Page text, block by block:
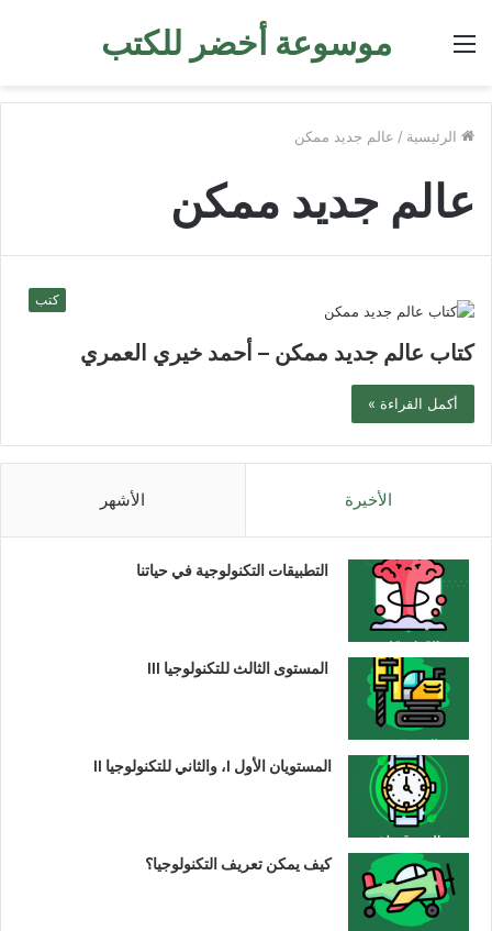
موسوعة أخضر للكتب القائمة
الرئيسية / عالم جديد ممكن
عالم جديد ممكن
كتب
كتاب عالم جديد ممكن – أحمد خيري العمري
أكمل القراءة »
الأخيرة الأشهر
التطبيقات التكنولوجية في حياتنا
المستوى الثالث للتكنولوجيا III
المستويان الأول I، والثاني للتكنولوجيا II
كيف يمكن تعريف التكنولوجيا؟